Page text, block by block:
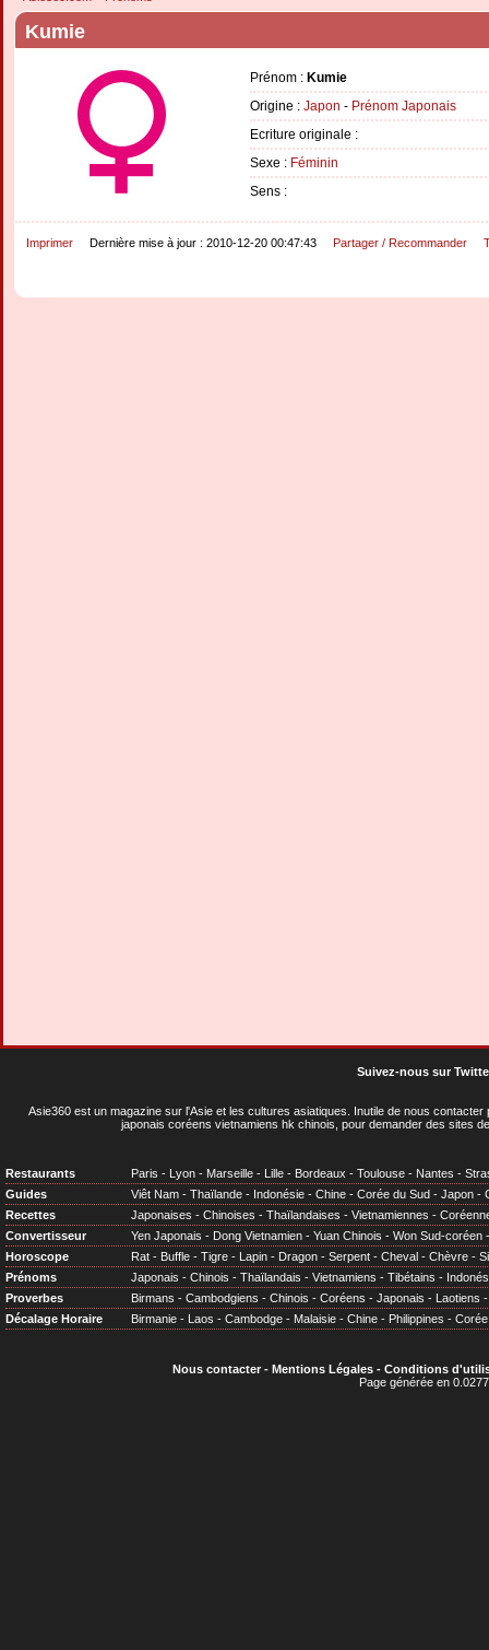
Kumie
Prénom : Kumie
Origine : Japon - Prénom Japonais
Ecriture originale :
Sexe : Féminin
Sens :
Imprimer Dernière mise à jour : 2010-12-20 00:47:43 Partager / Recommander
Suivez-nous sur
Asie360 est un magazine sur l'Asie et les cultures asiatiques . Inutile de nous
japonais coréens vietnamiens hk chinois, pour demander des sites
Restaurants Paris - Lyon - Marseille - Lille - Bordeaux - Toulouse - Nantes -
Guides
Viêt Nam - Thaïlande - Indonésie - Chine - Corée du Sud - Japon -
Recettes
Japonaises - Chinoises - Thaïlandaises - Vietnamiennes -
Convertisseur
Yen Japonais - Dong Vietnamien - Yuan Chinois - Won Sud-coréen
Horoscope
Rat - Buffle - Tigre - Lapin - Dragon - Serpent - Cheval - Chèvre -
Prénoms
Japonais - Chinois - Thaïlandais - Vietnamiens - Tibétains -
Proverbes
Birmans - Cambodgiens - Chinois - Coréens - Japonais - Laotiens
Décalage Horaire
Birmanie - Laos - Cambodge - Malaisie - Chine - Philippines - Corée
Nous contacter- Mentions Légales- Conditions
Page générée en